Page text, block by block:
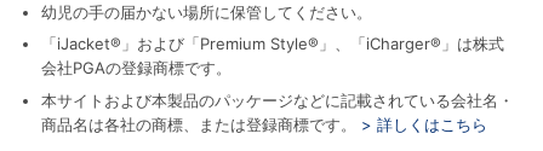
幼児の手の届かない場所に保管してください。
「iJacket®」および「Premium Style®」、「iCharger®」は株式
会社PGAの登録商標です。
本サイトおよび本製品のパッケージなどに記載されている会社名・
商品名は各社の商標、または登録商標です。
> 詳しくはこちら